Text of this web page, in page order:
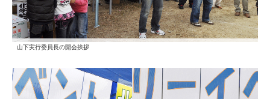
山下実行委員長の開会挨拶